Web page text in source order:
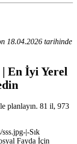
18.04.2026 tarihinde
En İyi Yerel
planlayın. 81 il, 973
|-Sık
Fayda İçin